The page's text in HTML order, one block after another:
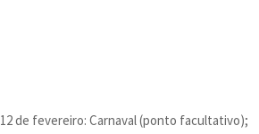
12 de fevereiro: Carnaval (ponto facultativo);